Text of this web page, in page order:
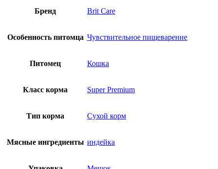
Бренд Brit Care
Особенность питомца Чувствительное пищеварение
Питомец Кошка
Класс корма Super Premium
Тип корма Сухой корм
Мясные ингредиенты индейка